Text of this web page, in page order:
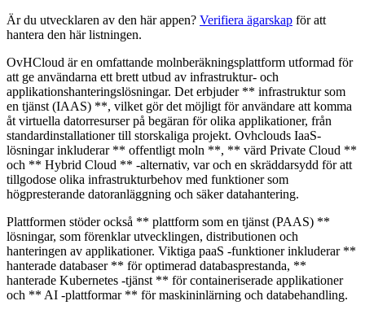
Är du utvecklaren av den här appen? Verifiera ägarskap för att
hantera den här listningen.
OvHCloud är en omfattande molnberäkningsplattform utformad för
att ge användarna ett brett utbud av infrastruktur- och
applikationshanteringslösningar. Det erbjuder ** infrastruktur som
en tjänst (IAAS) **, vilket gör det möjligt för användare att komma
åt virtuella datorresurser på begäran för olika applikationer, från
standardinstallationer till storskaliga projekt. Ovhclouds IaaS-
lösningar inkluderar ** offentligt moln **, ** värd Private Cloud **
och ** Hybrid Cloud ** -alternativ, var och en skräddarsydd för att
tillgodose olika infrastrukturbehov med funktioner som
högpresterande datoranläggning och säker datahantering.
Plattformen stöder också ** plattform som en tjänst (PAAS) **
lösningar, som förenklar utvecklingen, distributionen och
hanteringen av applikationer. Viktiga paaS -funktioner inkluderar **
hanterade databaser ** för optimerad databasprestanda, **
hanterade Kubernetes -tjänst ** för containeriserade applikationer
och ** AI -plattformar ** för maskininlärning och databehandling.